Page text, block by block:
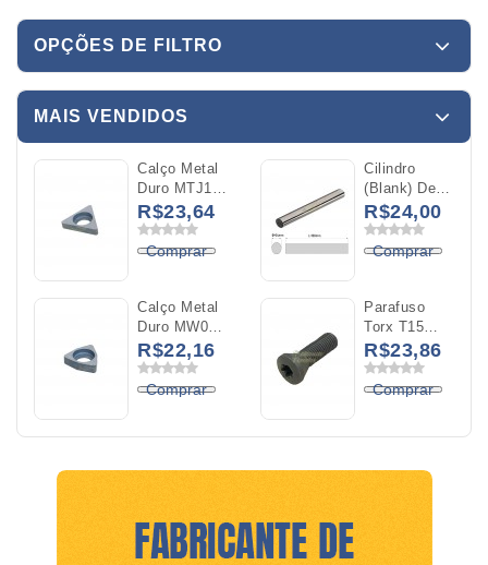
OPÇÕES DE FILTRO
MAIS VENDIDOS
Calço Metal
Duro MTJ16
Para O
Inserto
TNMG 16
R$23,64
Comprar
Cilindro
(Blank) De
Metal Duro
YK20
Diâmetro
R$24,00
Comprar
Calço Metal
Duro MW06
Para O
Inserto
WNMG 06
R$22,16
Comprar
Parafuso
Torx T15
M4X0,5x14mm
R$23,86
Comprar